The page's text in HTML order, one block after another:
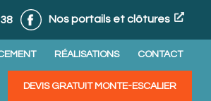
Nos portails et clôtures
RÉALISATIONS CONTACT
DEVIS GRATUIT MONTE-ESCALIER